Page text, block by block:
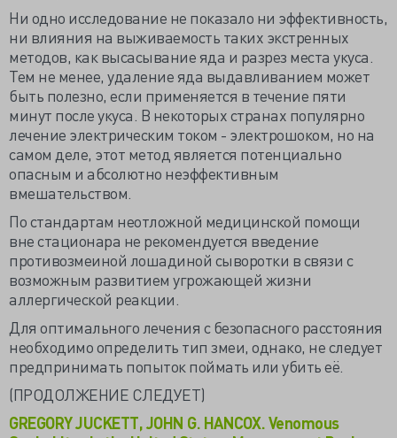
Ни одно исследование не показало ни эффективность,
ни влияния на выживаемость таких экстренных
методов, как высасывание яда и разрез места укуса.
Тем не менее, удаление яда выдавливанием может
быть полезно, если применяется в течение пяти
минут после укуса. В некоторых странах популярно
лечение электрическим током - электрошоком, но на
самом деле, этот метод является потенциально
опасным и абсолютно неэффективным
вмешательством.
По стандартам неотложной медицинской помощи
вне стационара не рекомендуется введение
противозмеиной лошадиной сыворотки в связи с
возможным развитием угрожающей жизни
аллергической реакции.
Для оптимального лечения с безопасного расстояния
необходимо определить тип змеи, однако, не следует
предпринимать попыток поймать или убить её.
(ПРОДОЛЖЕНИЕ СЛЕДУЕТ)
GREGORY JUCKETT, JOHN G. HANCOX. Venomous